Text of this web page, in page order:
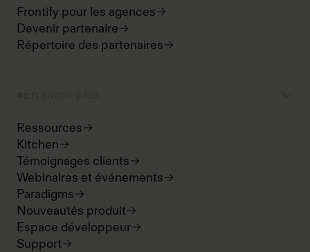
Frontify pour les agences
Devenir partenaire
Répertoire des partenaires
Ressources
Kitchen
Témoignages clients
Webinaires et événements
Paradigms
Nouveautés produit
Espace développeur
Support